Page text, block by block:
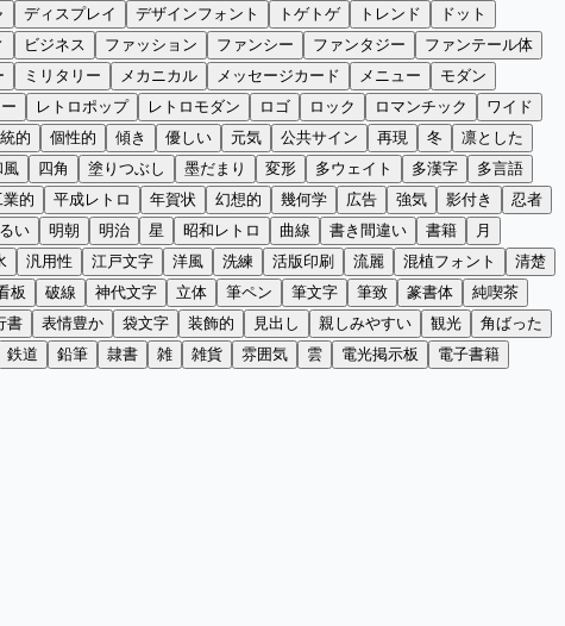
ディスプレイ デザインフォント トゲトゲ トレンド
ドット
ビジネス ファッション ファンシー ファンタジー
ファンテール体
ミリタリー メカニカル メッセージカード メニュー
モダン
レトロポップ レトロモダン ロゴ ロック ロマンチック
ワイド
的 個性的 傾き 優しい 元気 公共サイン 再現 冬
凛とした
風 四角 塗りつぶし 墨だまり 変形 多ウェイト 多漢字
多言語
業的 平成レトロ 年賀状 幻想的 幾何学 広告 強気 影付き
忍者
い 明朝 明治 星 昭和レトロ 曲線 書き間違い 書籍
月
汎用性 江戸文字 洋風 洗練 活版印刷 流麗 混植フォント
清楚
板 破線 神代文字 立体 筆ペン 筆文字 筆致 篆書体
純喫茶
書 表情豊か 袋文字 装飾的 見出し 親しみやすい 観光
角ばった
鉄道 鉛筆 隷書 雑 雑貨 雰囲気 雲 電光掲示板
電子書籍